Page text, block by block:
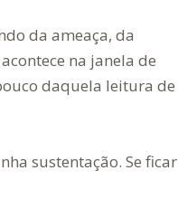
da ameaça, da
na janela de
daquela leitura de
sustentação. Se ficar